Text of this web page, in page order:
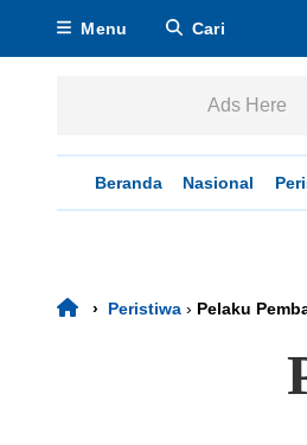
Menu Cari
Ads Here
Beranda Nasional
› Peristiwa › Pelaku